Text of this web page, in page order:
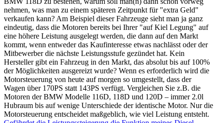
nehmen, was man zu einem späteren Zeitpunkt für "extra Geld"
verkaufen kann? Am Beispiel dieser Fahrzeuge sieht man ja ganz
eindeutig, dass die Motoren bereits bei Ihrer "auf Kiel Legung" auf
eine höhere Leistung ausgelegt werden, die dann auf den Markt
kommt, wenn entweder das Kaufinteresse etwas nachlässt oder der
Mitbewerber die nächste Leistungsstufe gezündet hat. Kein
Hersteller gibt ein Fahrzeug in den Markt, das absolut bis auf 100%
der Möglichkeiten ausgereizt wurde? Wenn es erforderlich wird die
Motorsteuerung von heute auf morgen so umgestellt, dass der
Wagen über 170PS statt 143PS verfügt. Vergleichen Sie z.B. die
Motoren der BMW Modelle 116D, 118D und 120D – immer 2.0l
Hubraum bis auf wenige Unterschiede der identische Motor. Nur die
Motorsteuerung entscheidet maßgeblich, wie viel Leistung entsteht.